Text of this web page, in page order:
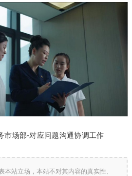
市场部-对应问题沟通协调工作
本站立场，本站不对其内容的真实性、